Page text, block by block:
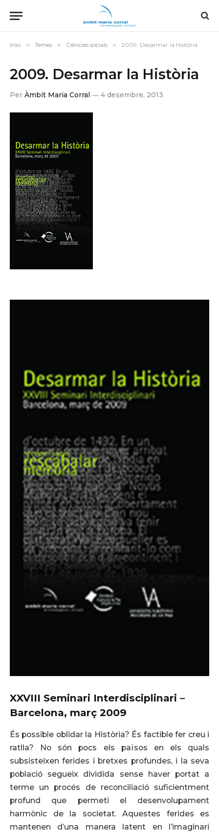
Inici » Temes » Ciències socials » 2009. Desarmar la Història
2009. Desarmar la Història
Per Àmbit Maria Corral 4 desembre, 2013
XXVIII Seminari Interdisciplinari –
Barcelona, març 2009
És possible oblidar la Història? És factible fer creu i
ratlla? No són pocs els països en els quals
subsisteixen ferides i bretxes profundes, i la seva
població segueix dividida sense haver portat a
terme un procés de reconciliació suficientment
profund que permeti el desenvolupament
harmònic de la societat. Aquestes ferides es
mantenen d’una manera latent en l’imaginari